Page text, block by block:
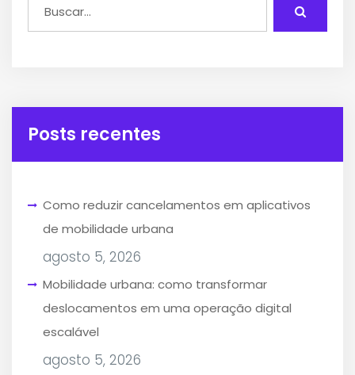
Posts recentes
Como reduzir cancelamentos em aplicativos
de mobilidade urbana
agosto 5, 2026
Mobilidade urbana: como transformar
deslocamentos em uma operação digital
escalável
agosto 5, 2026